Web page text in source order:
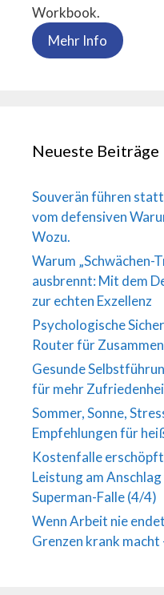
Workbook.
Mehr Info
Neueste Beiträge
Souverän führen
vom defensiven
Wozu.
Warum „Schwächen-
ausbrennt: Mit dem
zur echten Exzellenz
Psychologische
Router für
Gesunde
für mehr
Sommer, Sonne,
Empfehlungen für
Kostenfalle
Leistung am
Superman-Falle (4/4)
Wenn Arbeit nie
Grenzen krank macht